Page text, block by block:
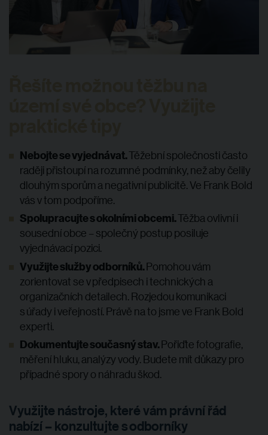
Nebojte se vyjednávat.Těžební společnosti často
raději přistoupí na rozumné podmínky, než aby čelily
dlouhým sporům a negativní publicitě. Ve Frank Bold
vás v tom podpoříme.
Spolupracujte s okolními obcemi.Těžba ovlivní i
sousední obce – společný postup posiluje
vyjednávací pozici.
Využijte služby odborníků.Pomohou vám
zorientovat se v předpisech i technických a
organizačních detailech. Rozjedou komunikaci
s úřady i veřejností. Právě na to jsme ve Frank Bold
experti.
Dokumentujte současný stav.Pořiďte fotografie,
měření hluku, analýzy vody. Budete mít důkazy pro
případné spory o náhradu škod.
Využijte nástroje, které vám právní řád
nabízí – konzultujte s odborníky